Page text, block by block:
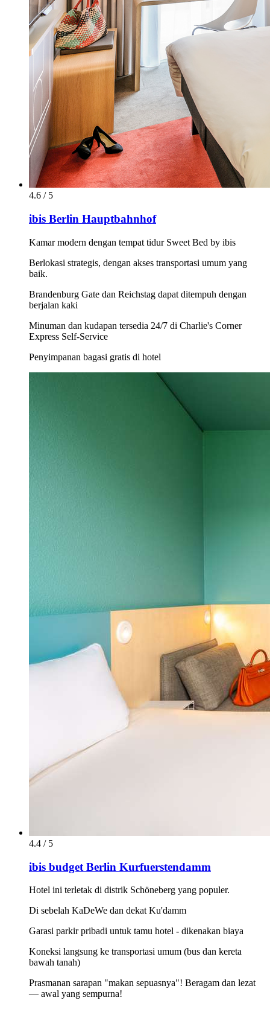
4.6 / 5
ibis Berlin Hauptbahnhof
Kamar modern dengan tempat tidur Sweet Bed by ibis
Berlokasi strategis, dengan akses transportasi umum yang
baik.
Brandenburg Gate dan Reichstag dapat ditempuh dengan
berjalan kaki
Minuman dan kudapan tersedia 24/7 di Charlie's Corner
Express Self-Service
Penyimpanan bagasi gratis di hotel
4.4 / 5
ibis budget Berlin Kurfuerstendamm
Hotel ini terletak di distrik Schöneberg yang populer.
Di sebelah KaDeWe dan dekat Ku'damm
Garasi parkir pribadi untuk tamu hotel - dikenakan biaya
Koneksi langsung ke transportasi umum (bus dan kereta
bawah tanah)
Prasmanan sarapan "makan sepuasnya"! Beragam dan lezat
— awal yang sempurna!